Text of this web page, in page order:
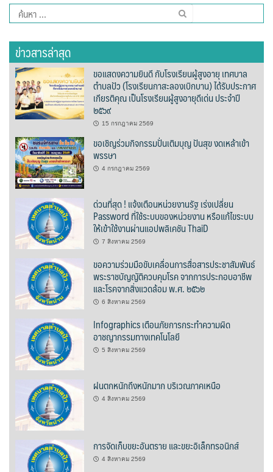
Go Hight ‘O Village
HOMU Villa
Montha Residence
Shanti – Retreat
ก๋างโต้งคอฟฟี่รีสอร์ท
ชมพูภูคารีสอร์ท
ต้นแหลงโฮมสเตย์
ตูบฮิมโต้งโฮมสเตย์
นครน่านอพาร์ทเม้น
นะลาวิวรีสอร์ท
นาต้นบัวโฮมสเตย์
น่านปัว รีสอร์ท
นาเหล่า เก๊าสลี โฮมสเตย์
นาไผ่ปัววิว
บวกบัววิวรีสอร์ท
บ้านกังหัน @ ปัวคอทเทจ
ค้นหา
สำหรับ:
ข่าวสารล่าสุด
ขอแสดงความยินดี กับโรงเรียนผู้สูงอายุ เทศบาล
ตำบลปัว (โรงเรียนกาสะลองเบิกบาน) ได้รับประกาศ
เกียรติคุณ เป็นโรงเรียนผู้สูงอายุดีเด่น ประจำปี
๒๕๖๙
15 กรกฎาคม 2569
ขอเชิญร่วมกิจกรรมปั่นเติมบุญ ปันสุข งดเหล้าเข้า
พรรษา
4 กรกฎาคม 2569
ด่วนที่สุด ! แจ้งเตือนหน่วยงานรัฐ เร่งเปลี่ยน
Password ที่ใช้ระบบของหน่วยงาน หรือแก้ไขระบบ
ให้เข้าใช้งานผ่านแอปพลิเคชัน ThaiD
7 สิงหาคม 2569
ขอความร่วมมือขับเคลื่อนการสื่อสารประชาสัมพันธ์
พระราชบัญญัติควบคุมโรค จากการประกอบอาชีพ
และโรคจากสิ่งแวดล้อม พ.ศ. ๒๕๖๒
6 สิงหาคม 2569
Infographics เตือนภัยการกระทำความผิด
อาชญากรรมทางเทคโนโลยี
5 สิงหาคม 2569
ฝนตกหนักถึงหนักมาก บริเวณภาคเหนือ
4 สิงหาคม 2569
การจัดเก็บขยะอันตราย และขยะอิเล็กทรอนิกส์
4 สิงหาคม 2569